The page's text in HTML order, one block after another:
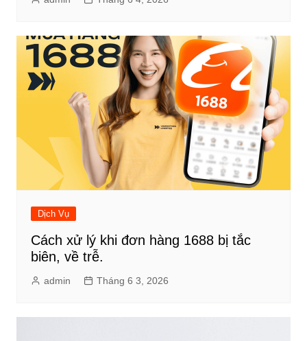
Dịch Vụ
Cách xử lý khi đơn hàng 1688 bị tắc
biên, về trễ.
admin Tháng 6 3, 2026